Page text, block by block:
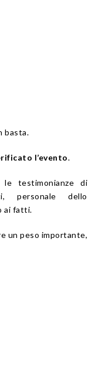
basta.
l’evento.
testimonianze di
personale dello
ai fatti.
un peso importante,